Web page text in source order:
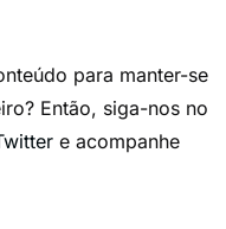
para manter-se
Então, siga-nos no
e acompanhe